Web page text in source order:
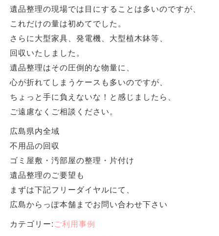
遺品整理の現場では目にすることは多いのですが、
これだけの量は初めてでした。
さらに大型家具、発電機、大型植木鉢等、
回収いたしました。
遺品整理はその圧倒的な物量に、
心が折れてしまうケースも多いのですが、
ちょっと手に負えないな！と感じましたら、
ご遠慮なくご相談ください。
広島県内全域
不用品の回収
ゴミ屋敷・汚部屋の整理・片付け
遺品整理のご要望も
まずは下記フリーダイヤルにて、
広島からっぽ本舗までお問い合わせ下さい
カテゴリー:ご利用事例